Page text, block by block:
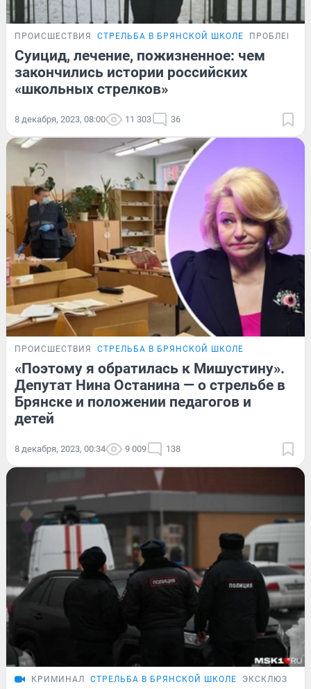
ПРОИСШЕСТВИЯ СТРЕЛЬБА В БРЯНСКОЙ ШКОЛЕ ПРОБЛЕМА
Суицид, лечение, пожизненное: чем
закончились истории российских
«школьных стрелков»
8 декабря, 2023, 08:00 11 303 36
ПРОИСШЕСТВИЯ СТРЕЛЬБА В БРЯНСКОЙ ШКОЛЕ
«Поэтому я обратилась к Мишустину».
Депутат Нина Останина — о стрельбе в
Брянске и положении педагогов и
детей
8 декабря, 2023, 00:34 9 009 138
КРИМИНАЛ СТРЕЛЬБА В БРЯНСКОЙ ШКОЛЕ ЭКСКЛЮЗИВ